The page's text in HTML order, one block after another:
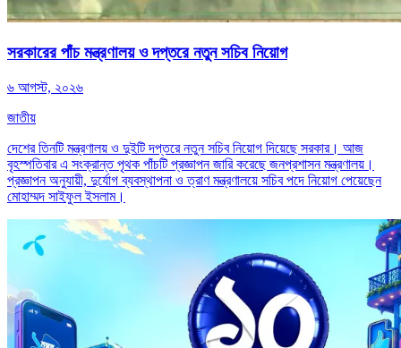
সরকারের পাঁচ মন্ত্রণালয় ও দপ্তরে নতুন সচিব নিয়োগ
৬ আগস্ট, ২০২৬
জাতীয়
দেশের তিনটি মন্ত্রণালয় ও দুইটি দপ্তরে নতুন সচিব নিয়োগ দিয়েছে সরকার। আজ
বৃহস্পতিবার এ সংক্রান্ত পৃথক পাঁচটি প্রজ্ঞাপন জারি করেছে জনপ্রশাসন মন্ত্রণালয়।
প্রজ্ঞাপন অনুযায়ী, দুর্যোগ ব্যবস্থাপনা ও ত্রাণ মন্ত্রণালয়ে সচিব পদে নিয়োগ পেয়েছেন
মোহাম্মদ সাইফুল ইসলাম।